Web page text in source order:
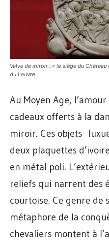
Valve de miroir : « le siège du
du Louvre
Au Moyen Age,
cadeaux offerts à la
miroir. Ces objets
deux plaquettes
en métal poli.
reliefs qui narrent des
courtoise. Ce genre de
métaphore de la
chevaliers montent à